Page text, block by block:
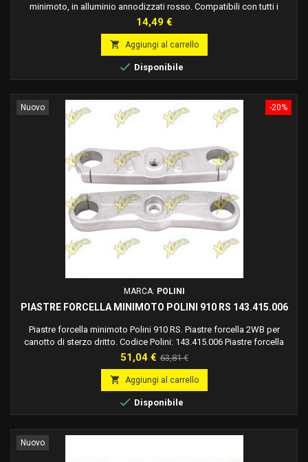
minimoto, in alluminio annodizzati rosso. Compatibili con tutti i
manubri minimoto, come: Dm, Grc, Stamas, Bsm.
Prezzo
14,49 €
 Aggiungi al carrello
 Disponibile
-20%
Nuovo
MARCA: POLINI
PIASTRE FORCELLA MINIMOTO POLINI 910 RS 143.415.006
Piastre forcella minimoto Polini 910 RS. Piastre forcella 2WB per
canotto di sterzo dritto. Codice Polini: 143.415.006 Piastre forcella
minimoto Polini in alluminio. Colore: grigio Larghezza totale: 170 mm.
Diametro foro per stelo da: 24 mm. Diametro perno canotto di sterzo:
10 mm. Interasse stelo forcella: 134 mm. Il kit include la viteria
necessaria per...
Prezzo
51,04 € Prezzo
base
63,81 €
 Aggiungi al carrello
 Disponibile
Nuovo